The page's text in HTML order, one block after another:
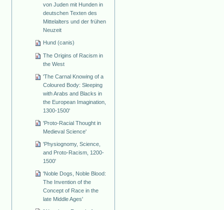
von Juden mit Hunden in
deutschen Texten des
Mittelalters und der frühen
Neuzeit
Hund (canis)
The Origins of Racism in
the West
'The Carnal Knowing of a
Coloured Body: Sleeping
with Arabs and Blacks in
the European Imagination,
1300-1500'
'Proto-Racial Thought in
Medieval Science'
'Physiognomy, Science,
and Proto-Racism, 1200-
1500'
'Noble Dogs, Noble Blood:
The Invention of the
Concept of Race in the
late Middle Ages'